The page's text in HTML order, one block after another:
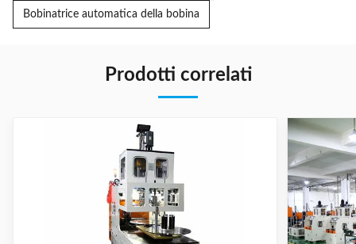
Bobinatrice automatica della bobina
Prodotti correlati